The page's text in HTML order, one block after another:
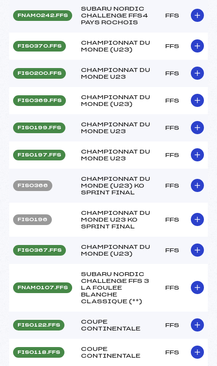
FNAM0242.FFS
SUBARU NORDIC
CHALLENGE FFS4
PAYS ROCHOIS
FFS
FIS0370.FFS
CHAMPIONNAT DU
MONDE (U23)
FFS
FIS0200.FFS
CHAMPIONNAT DU
MONDE U23
FFS
FIS0369.FFS
CHAMPIONNAT DU
MONDE (U23)
FFS
FIS0199.FFS
CHAMPIONNAT DU
MONDE U23
FFS
FIS0197.FFS
CHAMPIONNAT DU
MONDE U23
FFS
FIS0366
CHAMPIONNAT DU
MONDE (U23) KO
SPRINT FINAL
FFS
FIS0196
CHAMPIONNAT DU
MONDE U23 KO
SPRINT FINAL
FFS
FIS0367.FFS
CHAMPIONNAT DU
MONDE (U23)
FFS
FNAM0107.FFS
SUBARU NORDIC
CHALLENGE FFS 3
LA FOULEE
BLANCHE
CLASSIQUE (**)
FFS
FIS0122.FFS
COUPE
CONTINENTALE
FFS
FIS0118.FFS
COUPE
CONTINENTALE
FFS